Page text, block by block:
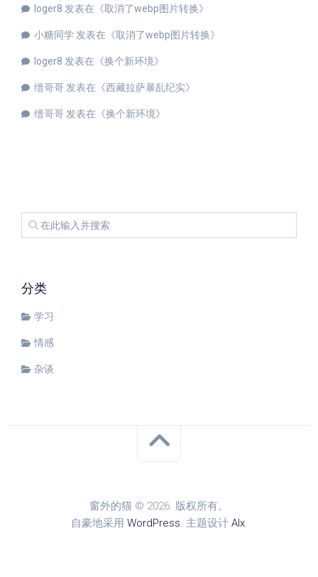
loger8 发表在《取消了webp图片转换》
小糖同学 发表在《取消了webp图片转换》
loger8 发表在《换个新环境》
缙哥哥 发表在《西藏拉萨暴乱纪实》
缙哥哥 发表在《换个新环境》
分类
学习
情感
杂谈
窗外的猫 © 2026. 版权所有。
自豪地采用 WordPress. 主题设计 Alx.